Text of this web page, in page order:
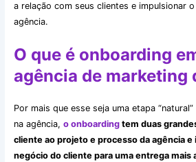
a relação com seus clientes e impulsionar
agência.
O que é onboarding
agência de marketing
Por mais que esse seja uma etapa
na agência, o onboardingtem duas
cliente ao projeto e processo da agência e
negócio do cliente para uma entrega mais